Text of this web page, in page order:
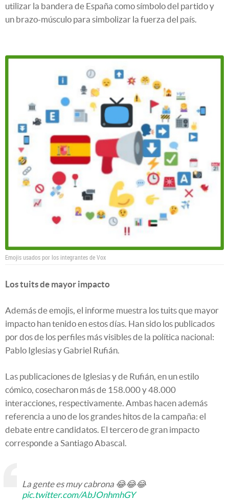
utilizar la bandera de España como símbolo del partido y
un brazo-músculo para simbolizar la fuerza del país.
Emojis usados por los integrantes de Vox
Los tuits de mayor impacto
Además de emojis, el informe muestra los tuits que mayor
impacto han tenido en estos días. Han sido los publicados
por dos de los perfiles más visibles de la política nacional:
Pablo Iglesias y Gabriel Rufián.
Las publicaciones de Iglesias y de Rufián, en un estilo
cómico, cosecharon más de 158.000 y 48.000
interacciones, respectivamente. Ambas hacen además
referencia a uno de los grandes hitos de la campaña: el
debate entre candidatos. El tercero de gran impacto
corresponde a Santiago Abascal.
La gente es muy cabrona 😂😂😂
pic.twitter.com/AbJOnhmhGY